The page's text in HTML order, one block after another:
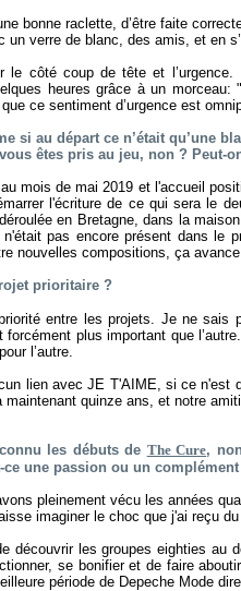
bonne raclette, d’être faite
un verre de blanc, des amis, et en
côté coup de tête et l’urgence.
heures grâce à un
ce sentiment d’urgence est
si au départ ce n’était qu’une
êtes pris au jeu, non ? Peut-
mois de mai 2019 et l'accueil
l'écriture de ce qui sera le
en Bretagne, dans la
pas encore présent dans le
nouvelles compositions, ça
prioritaire ?
entre les projets. Je ne sais
plus important que
l’autre.
lien avec JE T'AIME, si ce n'est
quinze ans, et notre
les débuts de The Cure,
une passion ou un
pleinement vécu les années
imaginer le choc que j'ai reçu
découvrir les groupes eighties au
se bonifier et de faire
période de Depeche Mode